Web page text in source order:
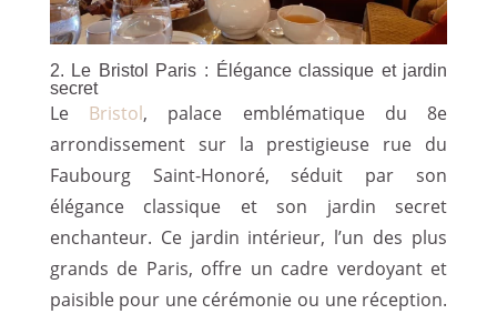
2. Le Bristol Paris : Élégance classique et jardin
secret
Le Bristol, palace emblématique du 8e
arrondissement sur la prestigieuse rue du
Faubourg Saint-Honoré, séduit par son
élégance classique et son jardin secret
enchanteur. Ce jardin intérieur, l’un des plus
grands de Paris, offre un cadre verdoyant et
paisible pour une cérémonie ou une réception.